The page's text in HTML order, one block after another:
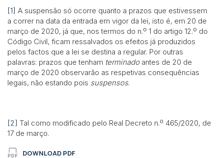
[1] A suspensão só ocorre quanto a prazos que estivessem
a correr na data da entrada em vigor da lei, isto é, em 20 de
março de 2020, já que, nos termos do n.º 1 do artigo 12.º do
Código Civil, ficam ressalvados os efeitos já produzidos
pelos factos que a lei se destina a regular. Por outras
palavras: prazos que tenham terminadoantes de 20 de
março de 2020 observarão as respetivas consequências
legais, não estando pois suspensos.
[2] Tal como modificado pelo Real Decreto n.º 465/2020, de
17 de março.
DOWNLOAD PDF